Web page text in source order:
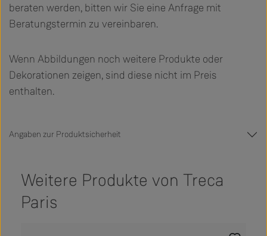
beraten werden, bitten wir Sie eine Anfrage mit
Beratungstermin zu vereinbaren.
Wenn Abbildungen noch weitere Produkte oder
Dekorationen zeigen, sind diese nicht im Preis
enthalten.
Angaben zur Produktsicherheit
Weitere Produkte von Treca
Paris